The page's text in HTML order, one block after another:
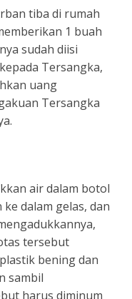
tiba di rumah
1 buah
sudah diisi
Tersangka,
uang
Tersangka
air dalam botol
dalam gelas, dan
tersebut
bening dan
sambil
harus diminum